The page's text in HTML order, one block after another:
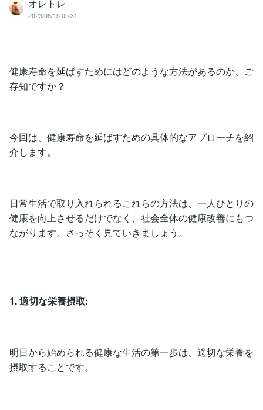
オレトレ
2023/08/15 05:31
健康寿命を延ばすためにはどのような方法があるのか、ご
存知ですか？
今回は、健康寿命を延ばすための具体的なアプローチを紹
介します。
日常生活で取り入れられるこれらの方法は、一人ひとりの
健康を向上させるだけでなく、社会全体の健康改善にもつ
ながります。さっそく見ていきましょう。
1. 適切な栄養摂取:
明日から始められる健康な生活の第一歩は、適切な栄養を
摂取することです。